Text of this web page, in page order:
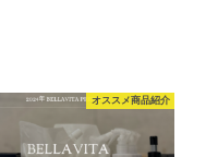
オススメ商品紹介